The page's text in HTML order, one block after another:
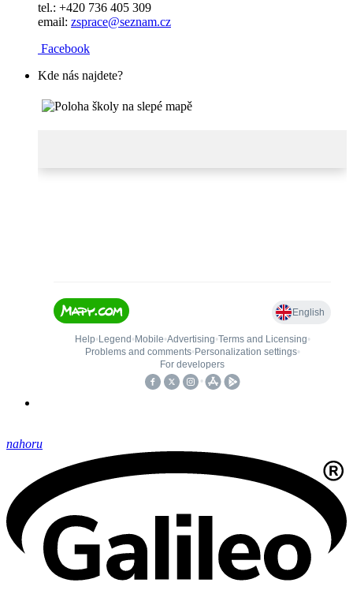
tel.: +420 736 405 309
email: zsprace@seznam.cz
Facebook
Kde nás najdete?
nahoru